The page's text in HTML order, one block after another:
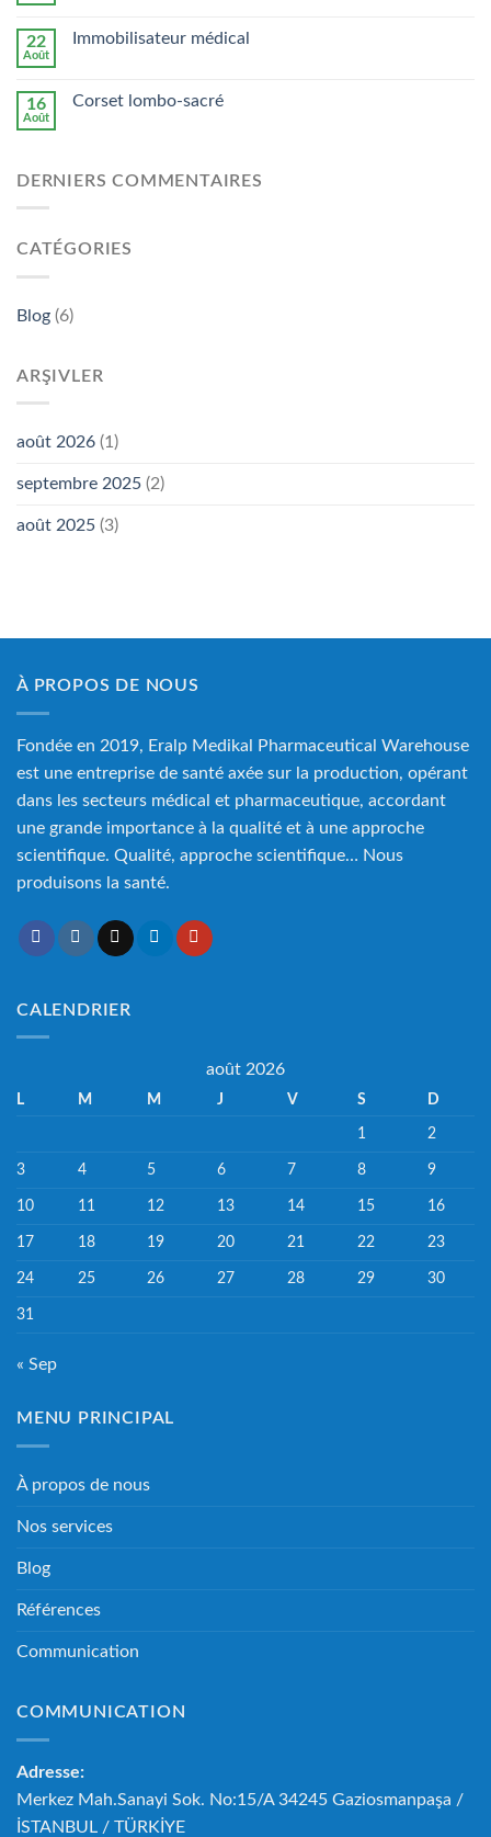
22
Août
Immobilisateur médical
16
Août
Corset lombo-sacré
DERNIERS COMMENTAIRES
CATÉGORIES
Blog (6)
ARŞIVLER
août 2026 (1)
septembre 2025 (2)
août 2025 (3)
À PROPOS DE NOUS
Fondée en 2019, Eralp Medikal Pharmaceutical Warehouse
est une entreprise de santé axée sur la production, opérant
dans les secteurs médical et pharmaceutique, accordant
une grande importance à la qualité et à une approche
scientifique. Qualité, approche scientifique… Nous
produisons la santé.
CALENDRIER
août 2026
L M M J V S D
1 2
3 4 5 6 7 8 9
10 11 12 13 14 15 16
17 18 19 20 21 22 23
24 25 26 27 28 29 30
31
« Sep
MENU PRINCIPAL
À propos de nous
Nos services
Blog
Références
Communication
COMMUNICATION
Adresse:
Merkez Mah.Sanayi Sok. No:15/A 34245 Gaziosmanpaşa /
İSTANBUL / TÜRKİYE